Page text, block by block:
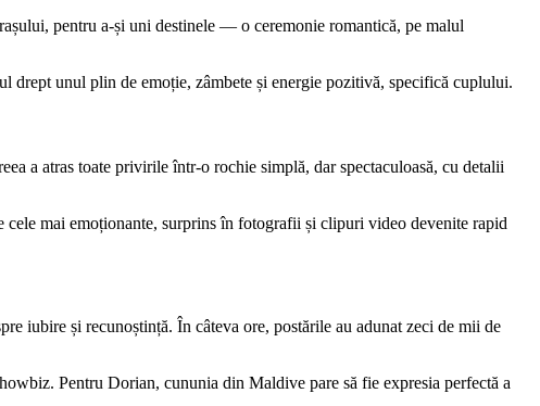
pentru a-și uni destinele — o ceremonie romantică, pe malul
drept unul plin de emoție, zâmbete și energie pozitivă, specifică cuplului.
a atras toate privirile într-o rochie simplă, dar spectaculoasă, cu detalii
mai emoționante, surprins în fotografii și clipuri video devenite rapid
iubire și recunoștință. În câteva ore, postările au adunat zeci de mii de
Pentru Dorian, cununia din Maldive pare să fie expresia perfectă a